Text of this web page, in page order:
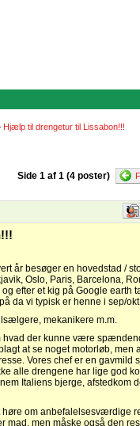
Hjælp til drengetur til Lissabon!!!
Side 1 af 1 (4 poster)
år besøger en hovedstad /
Oslo, Paris, Barcelona,
efter et kig på Google earth
da vi typisk er henne i sep/
mekanikere m.m.
hvad der kunne være
at se noget motorløb, men
Vores chef er en gavmild
alle drengene har lige god
Italiens bjerge, afstedkom
om anbefalelsesværdige
men måske også den